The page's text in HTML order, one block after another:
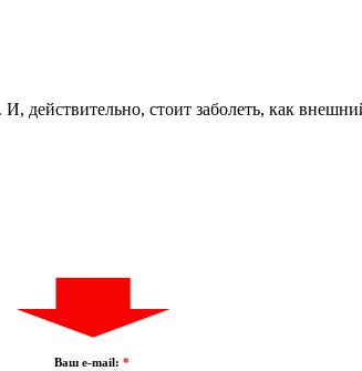
действительно, стоит заболеть, как
Ваш e-mail: *